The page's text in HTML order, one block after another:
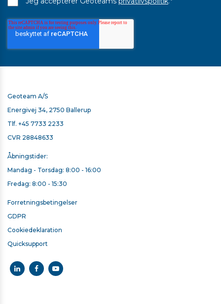
Geoteam A/S
Energivej 34, 2750 Ballerup
Tlf. +45 7733 2233
CVR 28848633
Åbningstider:
Mandag - Torsdag: 8:00 - 16:00
Fredag: 8:00 - 15:30
Forretningsbetingelser
GDPR
Cookiedeklaration
Quicksupport